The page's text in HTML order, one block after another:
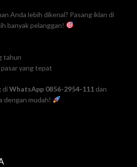
Anda lebih dikenal? Pasang iklan di
banyak pelanggan!
tahun
yang tepat
diWhatsApp 0856-2954-111 dan
dengan mudah!